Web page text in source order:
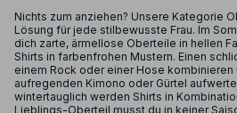
Nichts zum anziehen? Unsere Kategorie
Lösung für jede stilbewusste Frau. Im
dich zarte, ärmellose Oberteile in hellen
Shirts in farbenfrohen Mustern. Einen
einem Rock oder einer Hose
aufregenden Kimono oder Gürtel
wintertauglich werden Shirts in
Lieblings-Oberteil musst du in keiner